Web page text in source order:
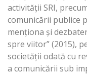
activităţii SRI,
comunicării publice
menţiona şi
spre viitor” (2015),
societăţii odată cu
a comunicării sub